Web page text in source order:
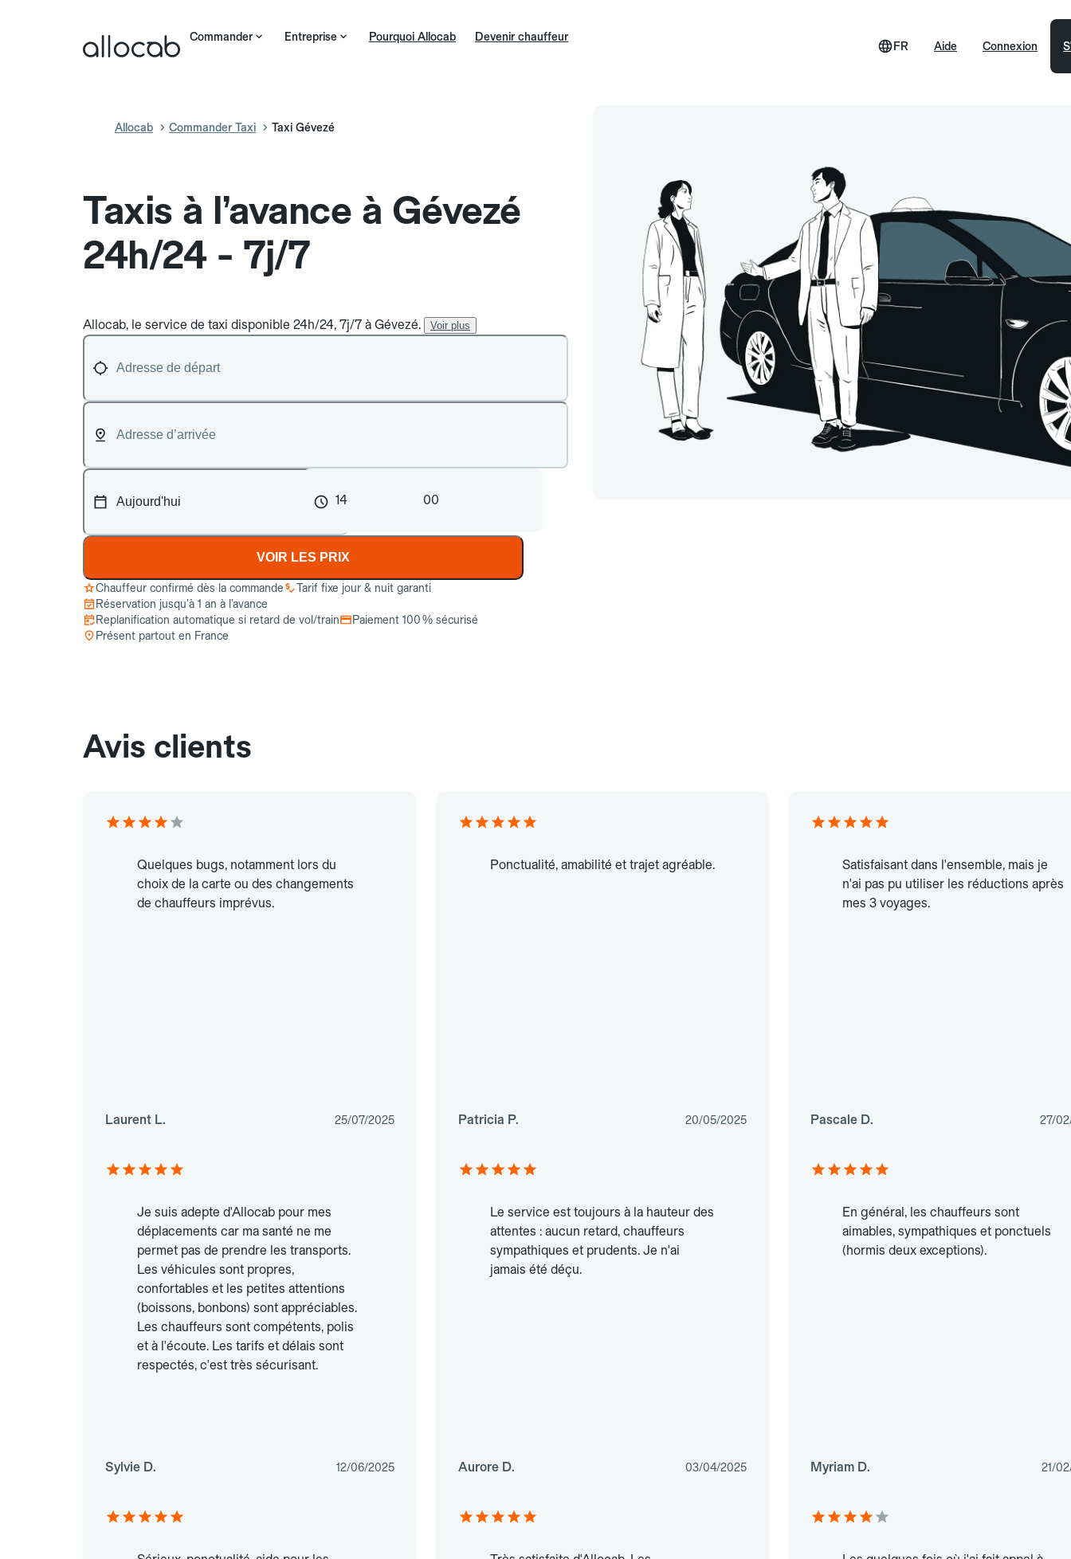
Commander Entreprise Pourquoi Allocab Devenir chauffeur
Aide
FR Connexion
Allocab Commander Taxi Taxi Gévezé
Taxis à l’avance à Gévezé
24h/24 - 7j/7
Allocab, le service de taxi disponible 24h/24, 7j/7 à Gévezé. Voir plus
14 00
VOIR LES PRIX
Chauffeur confirmé dès la commande
Tarif fixe jour & nuit garanti
Réservation jusqu’à 1 an à l’avance
Replanification automatique si retard de vol/train
Paiement 100 % sécurisé
Présent partout en France
Avis clients
Quelques bugs, notamment lors du
choix de la carte ou des changements
de chauffeurs imprévus.
Laurent L. 25/07/2025
Ponctualité, amabilité et trajet agréable.
Patricia P. 20/05/2025
Satisfaisant dans l'ensemble, mais je
n'ai pas pu utiliser les réductions après
mes 3 voyages.
Pascale D. 27/
Je suis adepte d'Allocab pour mes
déplacements car ma santé ne me
permet pas de prendre les transports.
Les véhicules sont propres,
confortables et les petites attentions
(boissons, bonbons) sont appréciables.
Les chauffeurs sont compétents, polis
et à l'écoute. Les tarifs et délais sont
respectés, c'est très sécurisant.
Sylvie D. 12/06/2025
Le service est toujours à la hauteur des
attentes : aucun retard, chauffeurs
sympathiques et prudents. Je n'ai
jamais été déçu.
Aurore D. 03/04/2025
En général, les chauffeurs sont
aimables, sympathiques et ponctuels
(hormis deux exceptions).
Myriam D. 21/